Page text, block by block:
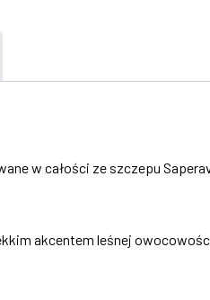
w całości ze szczepu
akcentem leśnej